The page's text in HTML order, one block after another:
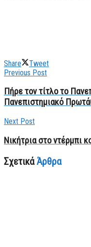
Share
Tweet
Previous Post
Πήρε τον τίτλο το
Πανεπιστημιακό
Next Post
Nικήτρια στο ντέρμπι
ΣχετικάΆρθρα